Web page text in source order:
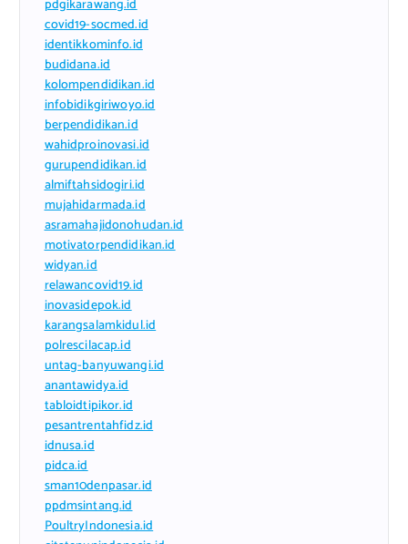
pdgikarawang.id
covid19-socmed.id
identikkominfo.id
budidana.id
kolompendidikan.id
infobidikgiriwoyo.id
berpendidikan.id
wahidproinovasi.id
gurupendidikan.id
almiftahsidogiri.id
mujahidarmada.id
asramahajidonohudan.id
motivatorpendidikan.id
widyan.id
relawancovid19.id
inovasidepok.id
karangsalamkidul.id
polrescilacap.id
untag-banyuwangi.id
anantawidya.id
tabloidtipikor.id
pesantrentahfidz.id
idnusa.id
pidca.id
sman10denpasar.id
ppdmsintang.id
PoultryIndonesia.id